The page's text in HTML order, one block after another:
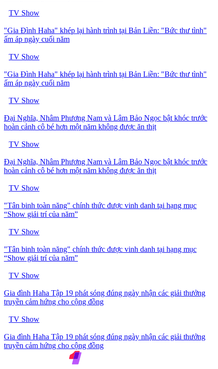
TV Show
"Gia Đình Haha" khép lại hành trình tại Bản Liền: "Bức thư tình"
ấm áp ngày cuối năm
TV Show
"Gia Đình Haha" khép lại hành trình tại Bản Liền: "Bức thư tình"
ấm áp ngày cuối năm
TV Show
Đại Nghĩa, Nhâm Phương Nam và Lâm Bảo Ngọc bật khóc trước
hoàn cảnh cô bé hơn một năm không được ăn thịt
TV Show
Đại Nghĩa, Nhâm Phương Nam và Lâm Bảo Ngọc bật khóc trước
hoàn cảnh cô bé hơn một năm không được ăn thịt
TV Show
"Tân binh toàn năng" chính thức được vinh danh tại hạng mục
“Show giải trí của năm”
TV Show
"Tân binh toàn năng" chính thức được vinh danh tại hạng mục
“Show giải trí của năm”
TV Show
Gia đình Haha Tập 19 phát sóng đúng ngày nhận các giải thưởng
truyền cảm hứng cho cộng đồng
TV Show
Gia đình Haha Tập 19 phát sóng đúng ngày nhận các giải thưởng
truyền cảm hứng cho cộng đồng